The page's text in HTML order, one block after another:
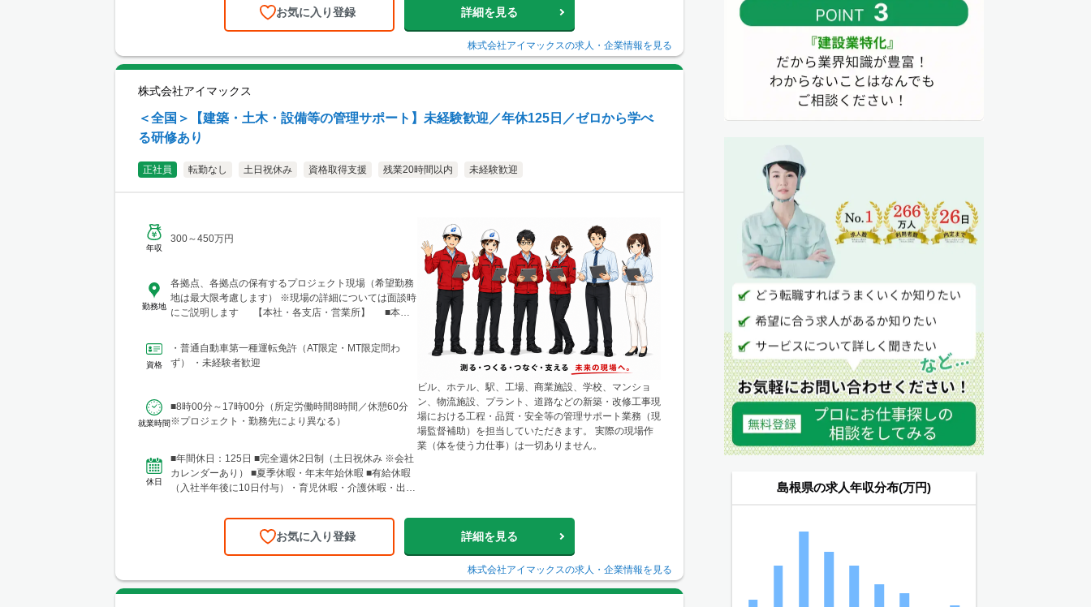
ス：「三宮・花時計前駅」から徒歩2分、「三宮駅」か
ら徒歩8分 ※関西、近畿圏を中心としたエリアのほか、
前第3ビル5階10号 └アクセス：阪急電鉄「大阪梅田
良好 ※関西、近畿圏を中心としたエリアのほか、東海・
北陸エリアにも現場あり。
お気に入り登録 詳細を見る
株式会社アイマックスの求人・企業情報を見る
株式会社アイマックス
＜全国＞【建築・土木・設備等の管理サポート】未経験歓迎／年休125日／ゼロから学べ
る研修あり
正社員 転勤なし 土日祝休み 資格取得支援 残業20時間以内 未経験歓迎
年収
300～450万円
勤務地
各拠点、各拠点の保有するプロジェクト現場（希望勤務
地は最大限考慮します） ※現場の詳細については面談時
にご説明します 【本社・各支店・営業所】 ■本
ューステートメナー1055 └アクセス：京王線「新宿駅」
から徒歩5分 ※東京都を中心とした首都圏のほか、栃
木・群馬・茨城・埼玉・山梨・千葉・神奈川などに関東
市青葉区中央1丁目7-4（アーケード内） 宮城商事ビル
4F ※宮城県エリアのほか、青森・岩手・秋田・山形・
福島などに現場あり ■北日本支店 札幌営業所・建設
条西3丁目13 NKエルムビル1F └アクセス：地下鉄「北
12条駅」徒歩3分、JR「札幌駅」徒歩9分 ※札幌を中心
とした道央圏のほか、道南・道東・道北の各地区（小
店 神戸営業所 兵庫県神戸市中央区東町122-2 港都ビル8
階 └アクセス：「三宮・花時計前駅」から徒歩2分、
「三宮駅」から徒歩8分 ※関西、近畿圏を中心としたエ
1-1-3-500 大阪駅前第3ビル5階10号 └アクセス：阪急電
資格
・普通自動車第一種運転免許（AT限定・MT限定問わ
ず） ・未経験者歓迎
就業時間
■8時00分～17時00分（所定労働時間8時間／休憩60分
※プロジェクト・勤務先により異なる）
休日
■年間休日：125日 ■完全週休2日制（土日祝休み ※会社
カレンダーあり） ■夏季休暇・年末年始休暇 ■有給休暇
（入社半年後に10日付与）・育児休暇・介護休暇・出張
ビル、ホテル、駅、工場、商業施設、学校、マンショ
ン、物流施設、プラント、道路などの新築・改修工事現
場における工程・品質・安全等の管理サポート業務（現
場監督補助）を担当していただきます。 実際の現場作
業（体を使う力仕事）は一切ありません。
お気に入り登録 詳細を見る
株式会社アイマックスの求人・企業情報を見る
島根県の求人年収分布(万円)